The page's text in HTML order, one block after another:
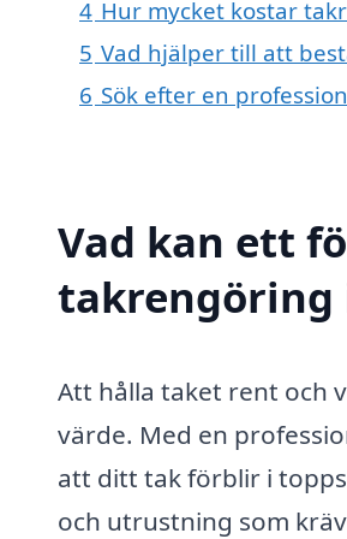
4 Hur mycket kostar
5 Vad hjälper till att
6 Sök efter en
Vad kan ett
takrengöring
Att hålla taket rent och
värde. Med en
att ditt tak förblir i
och utrustning som